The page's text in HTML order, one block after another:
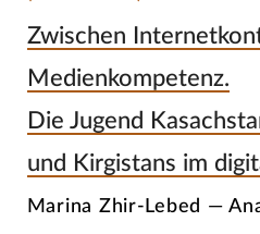
Zwischen
Medienkompetenz.
Die Jugend
und Kirgistans im
Marina Zhir-Lebed —